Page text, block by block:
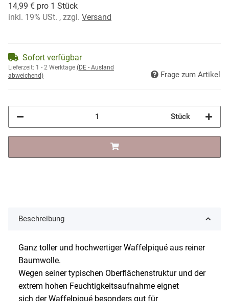
14,99 € pro 1 Stück
inkl. 19% USt. , zzgl. Versand
Sofort verfügbar
Lieferzeit: 1 - 2 Werktage (DE - Ausland
abweichend)
Frage zum Artikel
Stück
Beschreibung
Ganz toller und hochwertiger Waffelpiqué aus reiner
Baumwolle.
Wegen seiner typischen Oberflächenstruktur und der
extrem hohen Feuchtigkeitsaufnahme eignet
sich der Waffelpiqué besonders gut für